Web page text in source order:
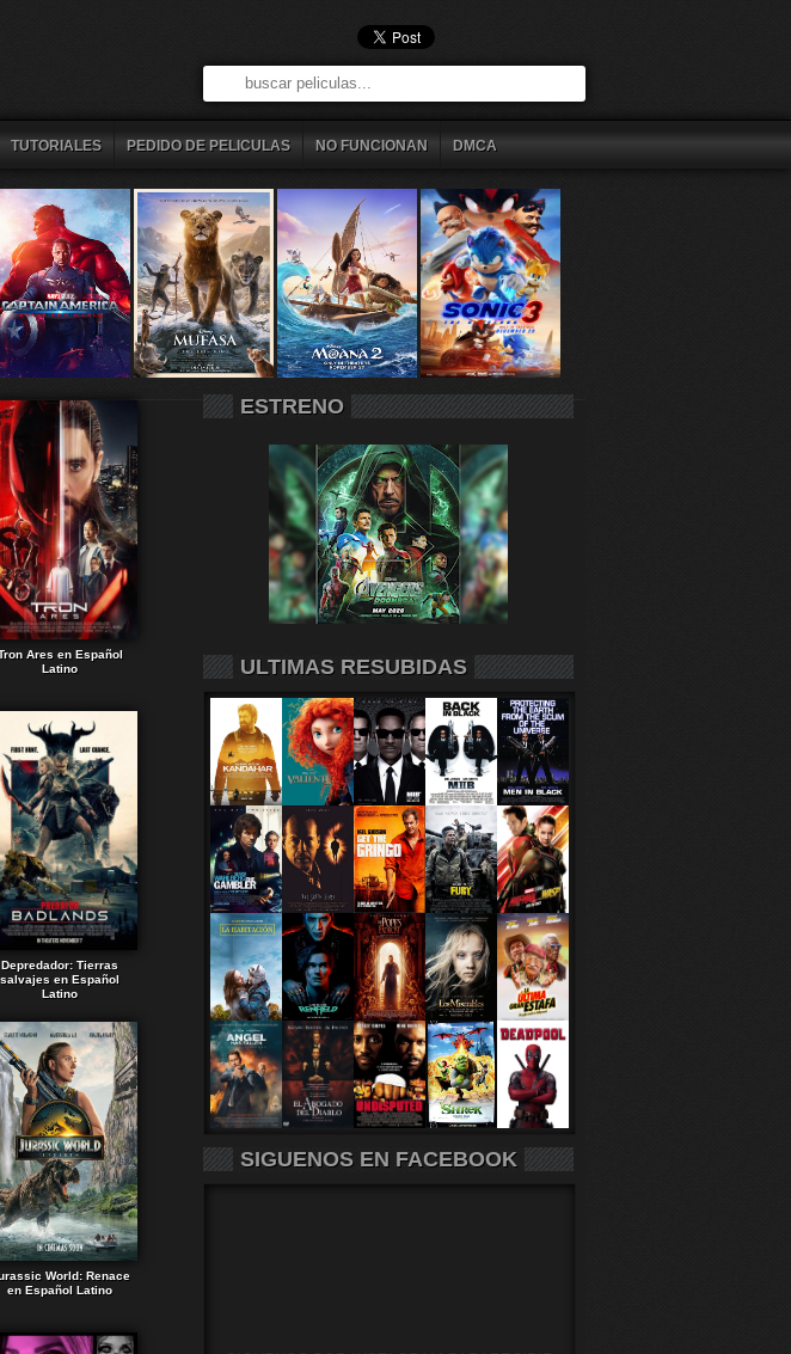
TUTORIALES PEDIDO DE PELICULAS NO FUNCIONAN DMCA
Ares en Español
Latino
Depredador: Tierras
salvajes en Español
Latino
World: Renace
en Español Latino
ESTRENO
ULTIMAS RESUBIDAS
SIGUENOS EN FACEBOOK